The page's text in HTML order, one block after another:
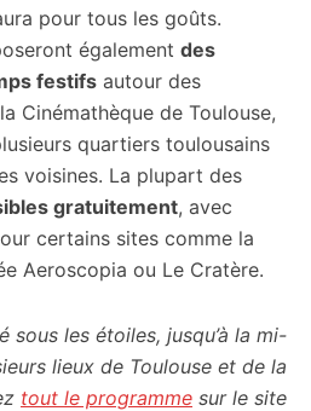
pour tous les goûts.
également des
festifs autour des
Cinémathèque de Toulouse,
quartiers toulousains
voisines. La plupart des
gratuitement, avec
certains sites comme la
Aeroscopia ou Le Cratère.
sous les étoiles, jusqu’à la mi-
lieux de Toulouse et de la
tout le programme sur le site